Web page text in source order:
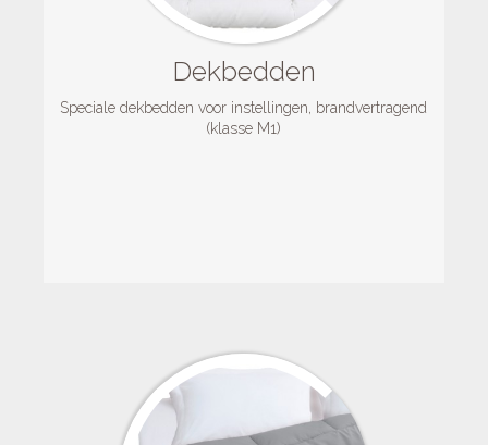
Dekbedden
Speciale dekbedden voor instellingen, brandvertragend
(klasse M1)